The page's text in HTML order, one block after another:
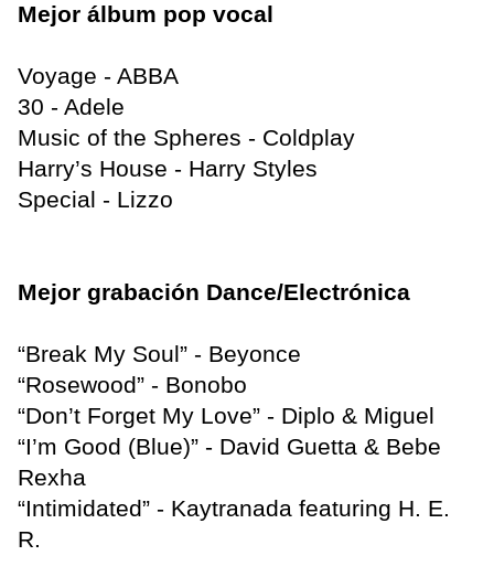
Mejor álbum pop vocal
Voyage - ABBA
30 - Adele
Music of the Spheres - Coldplay
Harry’s House - Harry Styles
Special - Lizzo
Mejor grabación Dance/Electrónica
“Break My Soul” - Beyonce
“Rosewood” - Bonobo
“Don’t Forget My Love” - Diplo & Miguel
“I’m Good (Blue)” - David Guetta & Bebe
Rexha
“Intimidated” - Kaytranada featuring H. E.
R.